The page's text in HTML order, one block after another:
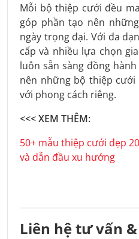
Mỗi bộ thiệp cưới đều
góp phần tạo nên
ngày trọng đại. Với đa
cấp và nhiều lựa chọn
luôn sẵn sàng đồng
nên những bộ thiệp
với phong cách riêng.
<<< XEM THÊM:
50+ mẫu thiệp cưới đẹp
và dẫn đầu xu hướng
Liên hệ tư vấn